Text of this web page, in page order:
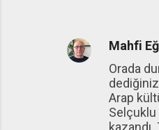
Mahfi
Orada
dediğiniz
Arap